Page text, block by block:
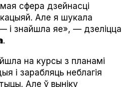
сфера дзейнасці
Але я шукала
знайшла яе», — дзеліцца
.
на курсы з планамі
і зарабляць неблагія
Але ў выніку